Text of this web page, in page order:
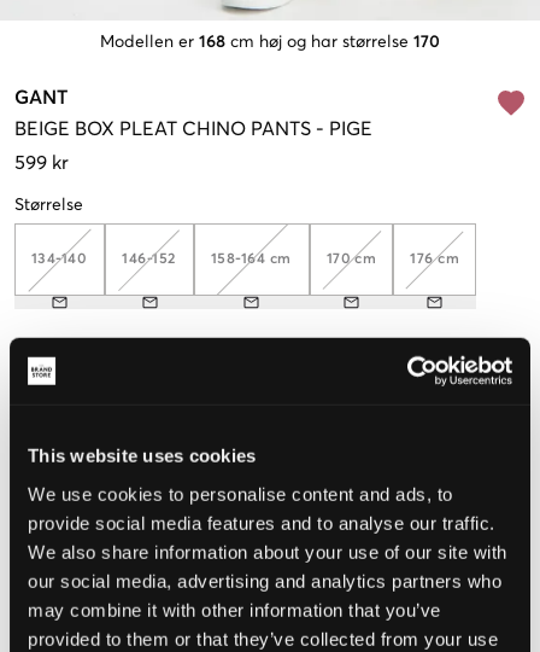
This website uses cookies
We use cookies to personalise content and ads, to
provide social media features and to analyse our traffic.
We also share information about your use of our site with
our social media, advertising and analytics partners who
may combine it with other information that you’ve
provided to them or that they’ve collected from your use
Modellen er 168 cm høj og har størrelse 170
GANT
BEIGE BOX PLEAT CHINO PANTS - PIGE
599 kr
Størrelse
134-140 146-152 158-164 cm 170 cm 176 cm
Opfattet størrelse
STØRRELSESGUIDE
VÆLG EN STØRRELSE
Hurtig levering
Fri fragt over 499 kr
Fortrydelsesret i 60 dager